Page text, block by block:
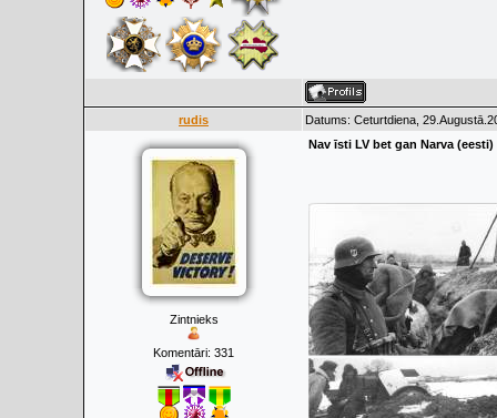
rudis Datums: Ceturtdiena,
Zintnieks
Komentāri: 331
Nav īsti LV bet gan Narva (eesti)